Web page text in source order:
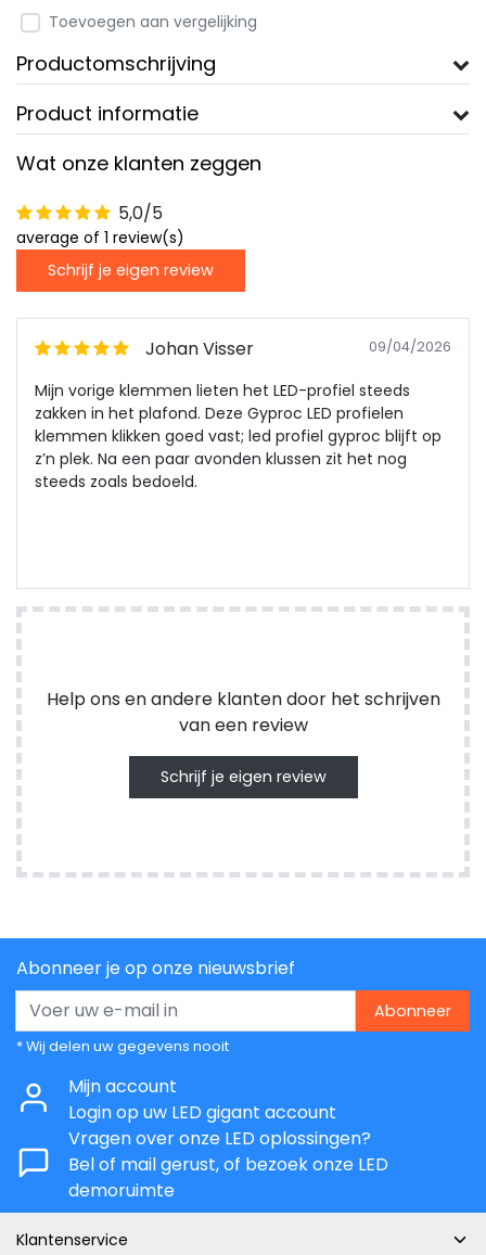
Toevoegen aan vergelijking
Productomschrijving
Product informatie
Wat onze klanten zeggen
5,0/5
average of 1 review(s)
Schrijf je eigen review
Johan Visser 09/04/2026
Mijn vorige klemmen lieten het LED-profiel steeds
zakken in het plafond. Deze Gyproc LED profielen
klemmen klikken goed vast; led profiel gyproc blijft op
z’n plek. Na een paar avonden klussen zit het nog
steeds zoals bedoeld.
Help ons en andere klanten door het schrijven
van een review
Schrijf je eigen review
Abonneer je op onze nieuwsbrief
Abonneer
* Wij delen uw gegevens nooit
Mijn account
Login op uw LED gigant account
Vragen over onze LED oplossingen?
Bel of mail gerust, of bezoek onze LED
demoruimte
Klantenservice